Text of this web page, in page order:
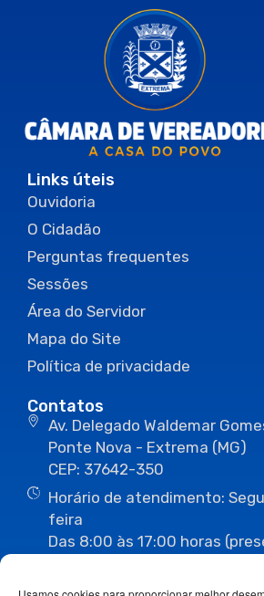
Links úteis
Ouvidoria
O Cidadão
Perguntas frequentes
Sessões
Área do Servidor
Mapa do Site
Política de privacidade
Contatos
Av. Delegado Waldemar
Ponte Nova - Extrema (MG)
CEP: 37642-350
Horário de atendimento:
feira
Das 8:00 às 17:00 horas